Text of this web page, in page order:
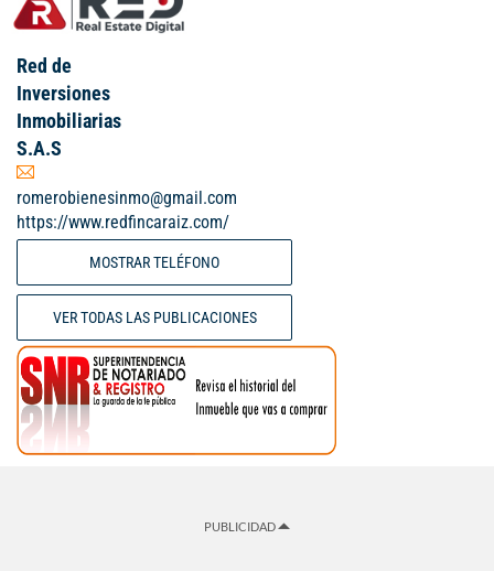
Red de
Inversiones
Inmobiliarias
S.A.S
romerobienesinmo@gmail.com
https://www.redfincaraiz.com/
MOSTRAR TELÉFONO
VER TODAS LAS PUBLICACIONES
PUBLICIDAD